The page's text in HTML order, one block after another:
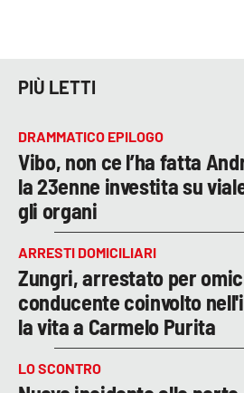
ANDROID
APPLE
PIÙ LETTI
DRAMMATICO EPILOGO
Vibo, non ce l’ha fatta
la 23enne investita su
gli organi
ARRESTI DOMICILIARI
Zungri, arrestato per
conducente coinvolto
la vita a Carmelo Purita
LO SCONTRO